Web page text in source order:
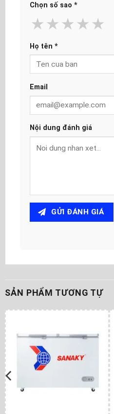
Chọn số sao *
★
★
★
★
★
Họ tên *
Email
Nội dung đánh giá
GỬI ĐÁNH GIÁ
SẢN PHẨM TƯƠNG TỰ